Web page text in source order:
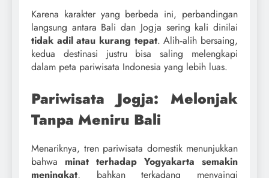
Karena karakter yang berbeda ini, perbandingan
langsung antara Bali dan Jogja sering kali dinilai
tidak adil atau kurang tepat. Alih‑alih bersaing,
kedua destinasi justru bisa saling melengkapi
dalam peta pariwisata Indonesia yang lebih luas.
Pariwisata Jogja: Melonjak
Tanpa Meniru Bali
Menariknya, tren pariwisata domestik menunjukkan
bahwa minat terhadap Yogyakarta semakin
meningkat, bahkan terkadang menyaingi